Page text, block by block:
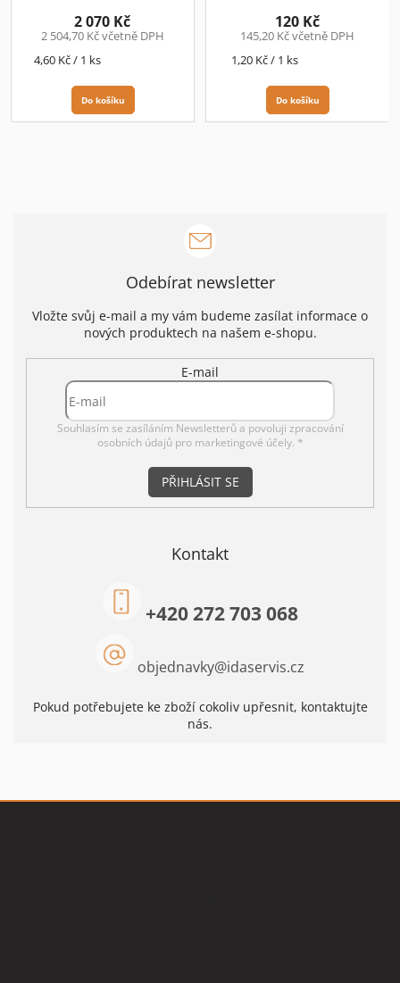
2 504,70 Kč včetně DPH
2 070 Kč
Měrná
4,60 Kč / 1 ks
Do košíku
145,20 Kč včetně DPH
120 Kč
Měrná
1,20 Kč / 1 ks
Do košíku
Odebírat newsletter
Vložte svůj e-mail a my vám budeme zasílat informace o
nových produktech na našem e-shopu.
E-mail
Souhlasím se zasíláním Newsletterů a povoluji zpracování
osobních údajů pro marketingové účely. *
PŘIHLÁSIT SE
Kontakt
objednavky@idaservis.cz
+420 272 703 068
Pokud potřebujete ke zboží cokoliv upřesnit, kontaktujte
nás.
Z